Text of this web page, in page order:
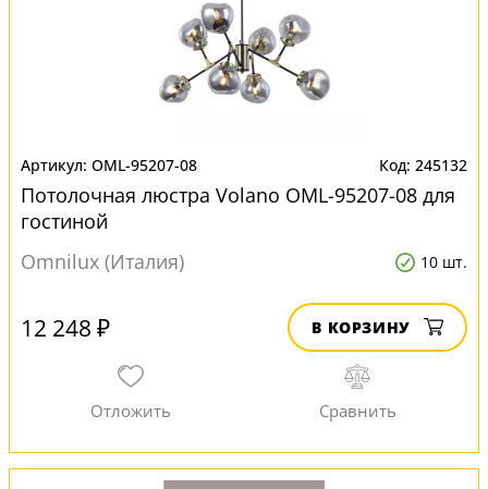
OML-95207-08 245132
Потолочная люстра Volano OML-95207-08 для
гостиной
Omnilux (Италия)
10 шт.
12 248 ₽ В КОРЗИНУ